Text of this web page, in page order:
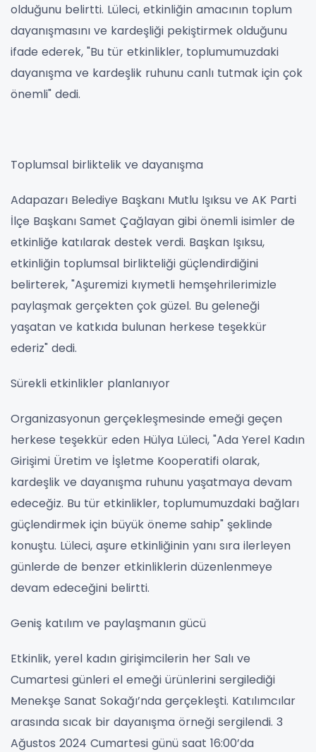
olduğunu belirtti. Lüleci, etkinliğin amacının toplum
dayanışmasını ve kardeşliği pekiştirmek olduğunu
ifade ederek, "Bu tür etkinlikler, toplumumuzdaki
dayanışma ve kardeşlik ruhunu canlı tutmak için çok
önemli" dedi.
Toplumsal birliktelik ve dayanışma
Adapazarı Belediye Başkanı Mutlu Işıksu ve AK Parti
İlçe Başkanı Samet Çağlayan gibi önemli isimler de
etkinliğe katılarak destek verdi. Başkan Işıksu,
etkinliğin toplumsal birlikteliği güçlendirdiğini
belirterek, "Aşuremizi kıymetli hemşehrilerimizle
paylaşmak gerçekten çok güzel. Bu geleneği
yaşatan ve katkıda bulunan herkese teşekkür
ederiz" dedi.
Sürekli etkinlikler planlanıyor
Organizasyonun gerçekleşmesinde emeği geçen
herkese teşekkür eden Hülya Lüleci, "Ada Yerel Kadın
Girişimi Üretim ve İşletme Kooperatifi olarak,
kardeşlik ve dayanışma ruhunu yaşatmaya devam
edeceğiz. Bu tür etkinlikler, toplumumuzdaki bağları
güçlendirmek için büyük öneme sahip" şeklinde
konuştu. Lüleci, aşure etkinliğinin yanı sıra ilerleyen
günlerde de benzer etkinliklerin düzenlenmeye
devam edeceğini belirtti.
Geniş katılım ve paylaşmanın gücü
Etkinlik, yerel kadın girişimcilerin her Salı ve
Cumartesi günleri el emeği ürünlerini sergilediği
Menekşe Sanat Sokağı’nda gerçekleşti. Katılımcılar
arasında sıcak bir dayanışma örneği sergilendi. 3
Ağustos 2024 Cumartesi günü saat 16:00’da